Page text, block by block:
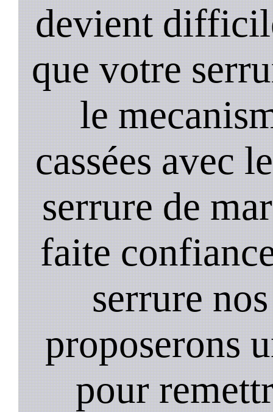
devient
que votre
le
cassées avec
serrure de
faite
serrure
proposerons
pour